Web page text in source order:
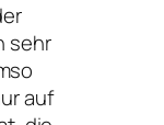
sehr
auf